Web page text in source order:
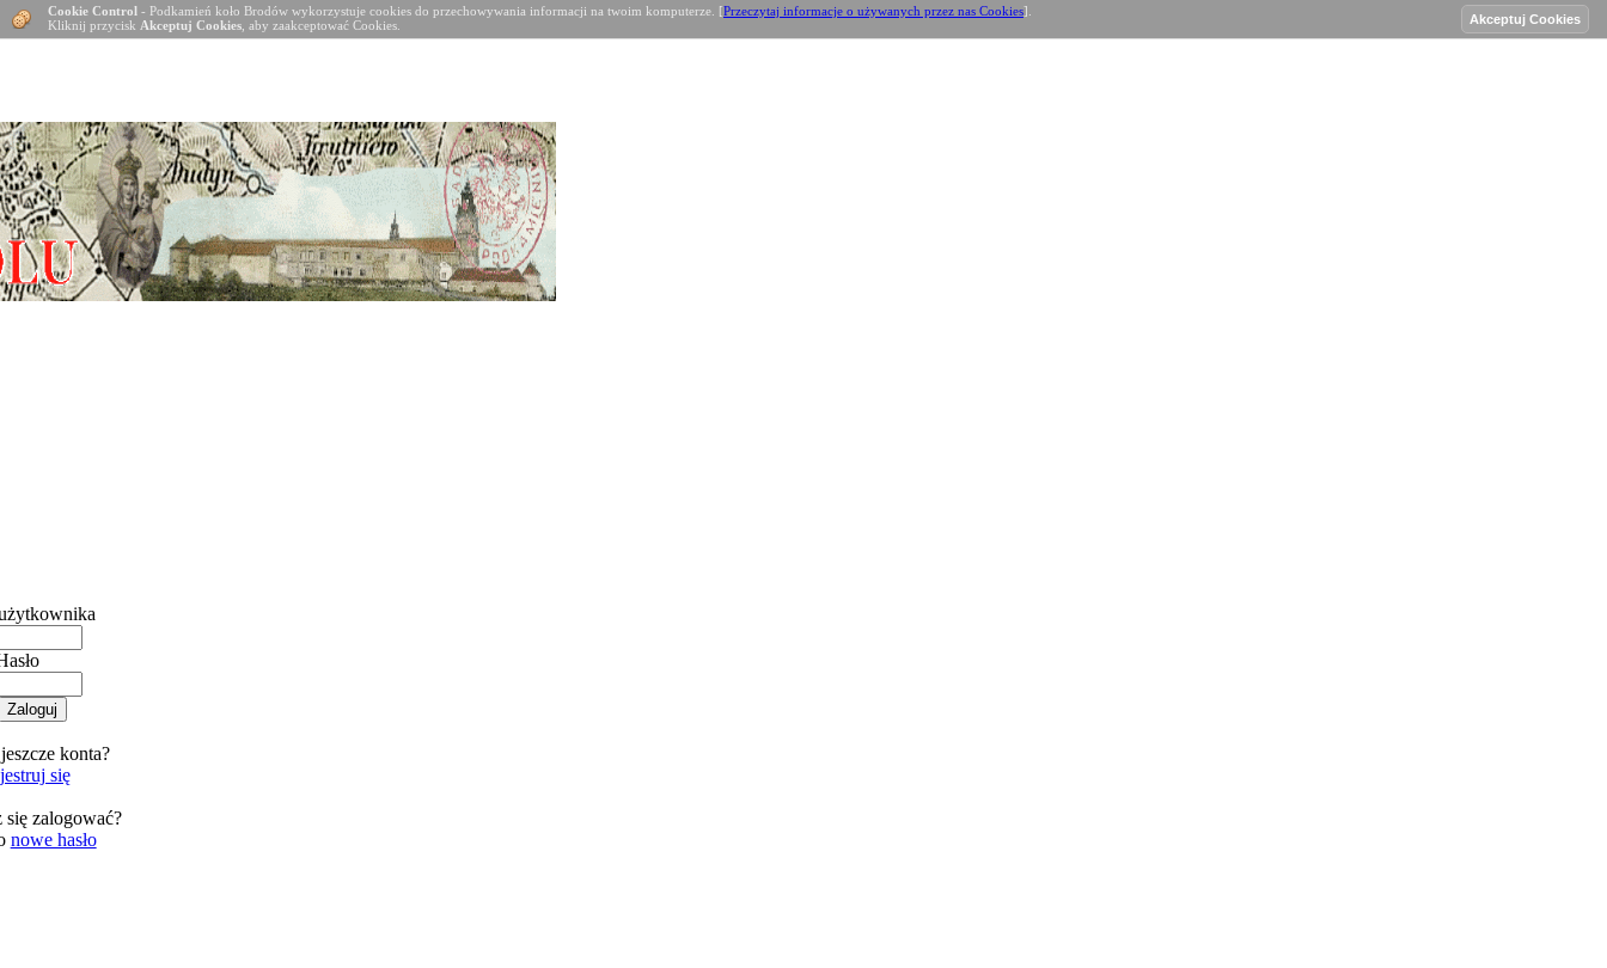
konta?
się
się zalogować?
nowe hasło
Cookie Control - Podkamień koło Brodów wykorzystuje cookies do przechowywania informacji na twoim komputerze. [Przeczytaj informacje o używanych przez nas Cookies].
Kliknij przycisk Akceptuj Cookies , aby zaakceptować Cookies.